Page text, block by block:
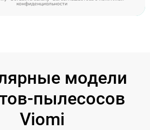
конфиденциальности
модели
пылесосов
Viomi